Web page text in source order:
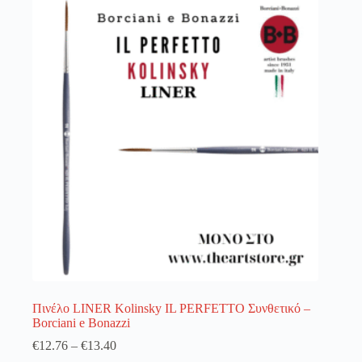
λειτουργία του site. Διαβάστε περισσότερα στο
πολιτική απορρήτου
Username or Email Address
Get New Password
← Back to login
Πινέλο LINER Kolinsky IL PERFETTO Συνθετικό –
Borciani e Bonazzi
€12.76 – €13.40